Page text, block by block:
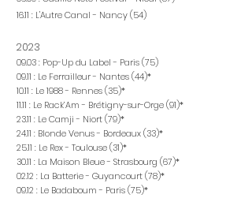
16.11 : L'Autre Canal - Nancy (54)
2023
09.03 : Pop-Up du Label - Paris (75)
09.11 : Le Ferrailleur - Nantes (44)*
10.11 : Le 1988 - Rennes (35)*
11.11 : Le Rack’Am - Brétigny-sur-Orge (91)*
23.11 : Le Camji - Niort (79)*
24.11 : Blonde Venus - Bordeaux (33)*
25.11 : Le Rex - Toulouse (31)*
30.11 : La Maison Bleue - Strasbourg (67)*
02.12 : La Batterie - Guyancourt (78)*
09.12 : Le Badaboum - Paris (75)*